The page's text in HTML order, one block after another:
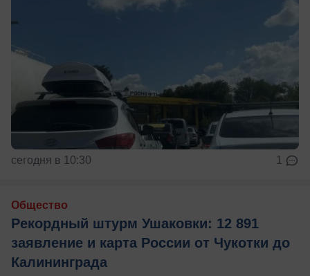
сегодня в 10:30 1
Общество
Рекордный штурм Ушаковки: 12 891
заявление и карта России от Чукотки до
Калининграда